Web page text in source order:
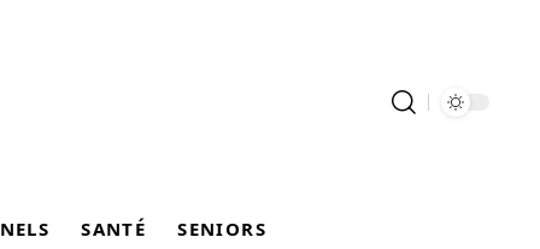
SANTÉ SENIORS